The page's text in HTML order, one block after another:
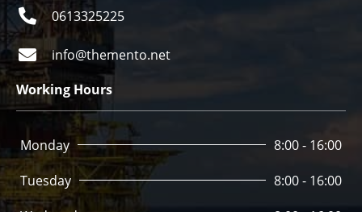
0613325225
info@themento.net
Working Hours
Monday
8:00 - 16:00
Tuesday
8:00 - 16:00